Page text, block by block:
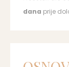
dana prije